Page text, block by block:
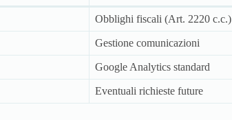
Obblighi fiscali (Art. 2220 c.c.)
Gestione comunicazioni
Google Analytics standard
Eventuali richieste future